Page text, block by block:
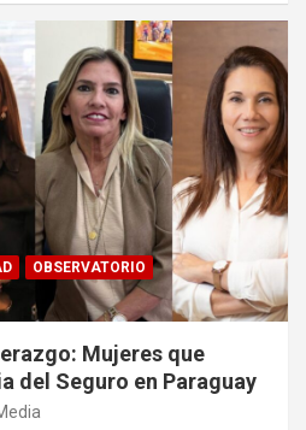
OBSERVATORIO
Mujeres que
del Seguro en Paraguay